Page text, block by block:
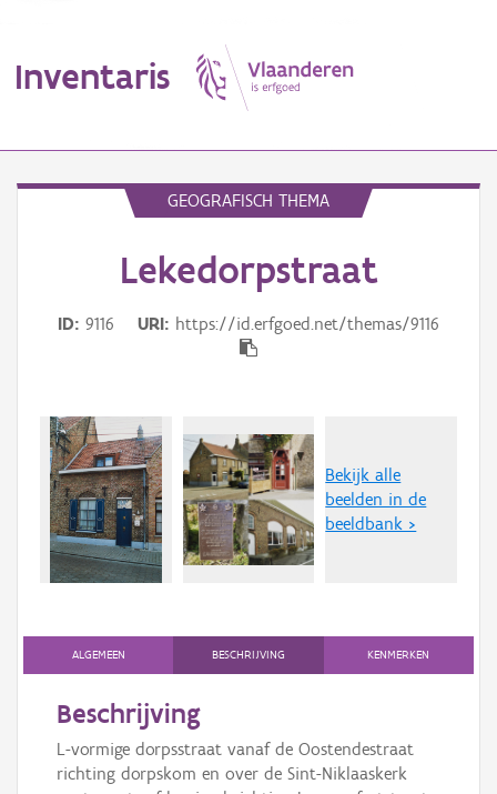
Inventaris
Aanduidingsobject
Thema
Gebeurtenis
Persoon of collectief
Downloads
Aanmelden
GEOGRAFISCH THEMA
Lekedorpstraat
ID 9116 URI https://id.erfgoed.net/themas/9116
Bekijk alle
beelden in de
beeldbank >
ALGEMEEN BESCHRIJVING KENMERKEN
Beschrijving
L-vormige dorpsstraat vanaf de Oostendestraat
richting dorpskom en over de Sint-Niklaaskerk